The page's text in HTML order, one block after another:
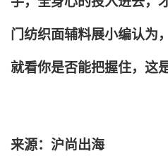
门纺织面辅料展小编认为
就看你是否能把握住，这
来源：沪尚出海